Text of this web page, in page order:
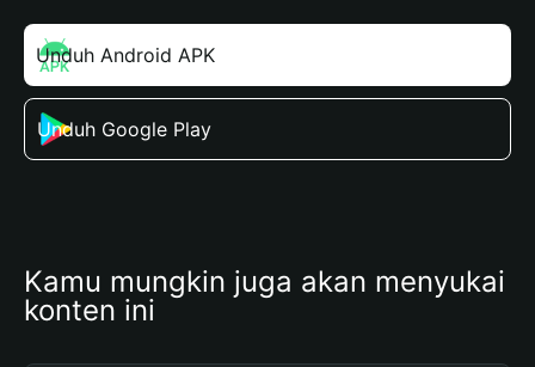
Unduh Android APK
Unduh Google Play
Kamu mungkin juga akan menyukai
konten ini